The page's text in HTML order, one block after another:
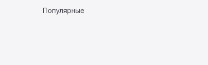
Популярные